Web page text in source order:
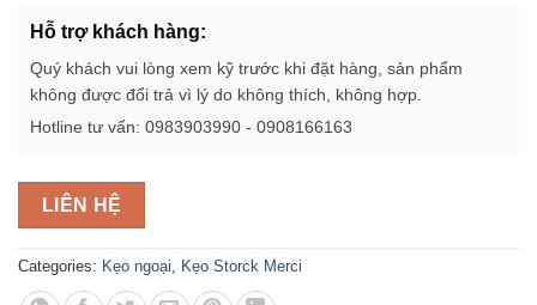
Hỗ trợ khách hàng:
Quý khách vui lòng xem kỹ trước khi đặt hàng, sản phẩm
không được đổi trả vì lý do không thích, không hợp.
Hotline tư vấn: 0983903990 - 0908166163
LIÊN HỆ
Categories: Kẹo ngoại Kẹo Storck Merci